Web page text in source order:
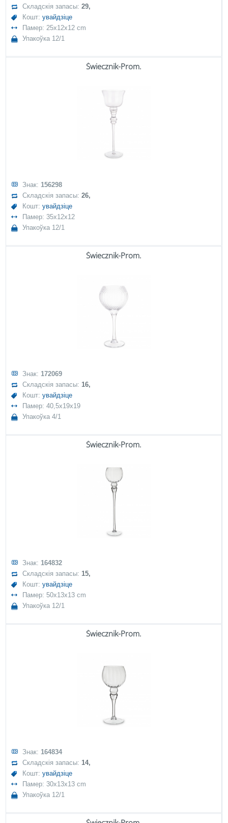
Складскія запасы:29,
Кошт:увайдзіце
Памер: 25x12x12 cm
Упакоўка 12/1
Świecznik-Prom.
Знак: 156298
Складскія запасы:26,
Кошт:увайдзіце
Памер: 35x12x12
Упакоўка 12/1
Świecznik-Prom.
Знак: 172069
Складскія запасы:16,
Кошт:увайдзіце
Памер: 40,5x19x19
Упакоўка 4/1
Świecznik-Prom.
Знак: 164832
Складскія запасы:15,
Кошт:увайдзіце
Памер: 50x13x13 cm
Упакоўка 12/1
Świecznik-Prom.
Знак: 164834
Складскія запасы:14,
Кошт:увайдзіце
Памер: 30x13x13 cm
Упакоўка 12/1